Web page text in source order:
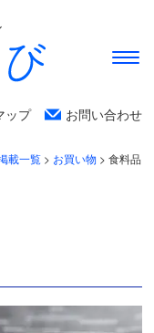
ップ お問い合わせ
載一覧 > お買い物 >食料品